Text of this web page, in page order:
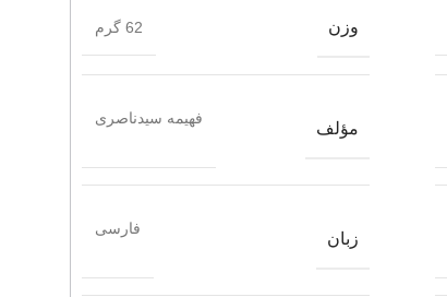
وزن 62 گرم
مؤلف
فهیمه سیدناصری
زبان
فارسی